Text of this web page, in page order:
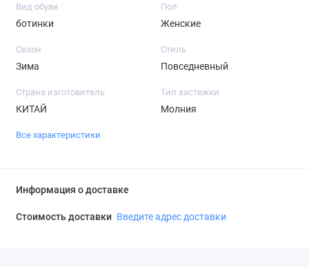
Вид обуви
ботинки
Пол
Женские
Сезон
Зима
Стиль
Повседневный
Страна изготовитель
КИТАЙ
Тип застежки
Молния
Все характеристики
Информация о доставке
Стоимость доставки Введите адрес доставки